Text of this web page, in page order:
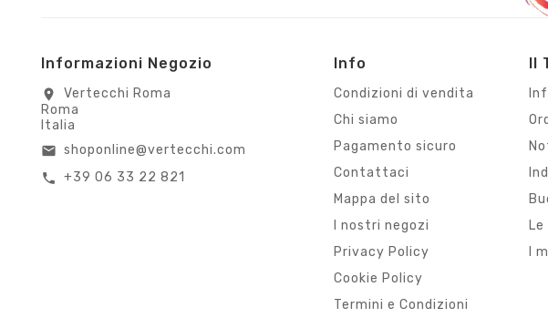
Informazioni Negozio
location_on
Vertecchi Roma
Roma
Italia
email shoponline@vertecchi.com
call +39 06 33 22 821
Info
Condizioni di vendita
Chi siamo
Pagamento sicuro
Contattaci
Mappa del sito
I nostri negozi
Privacy Policy
Cookie Policy
Termini e Condizioni
Il
I